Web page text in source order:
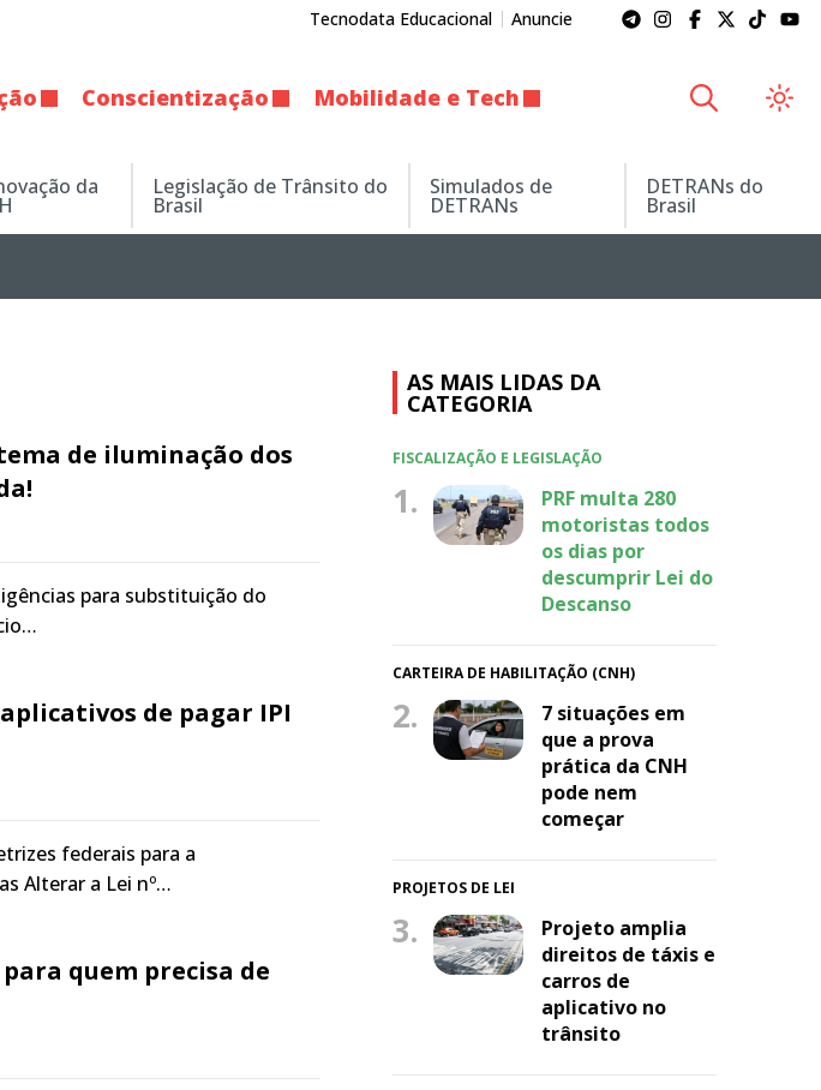
Tecnodata Educacional Anuncie
Conscientização Mobilidade e Tech
da Legislação de Trânsito do
Brasil
Simulados de
DETRANs
DETRANs do
Brasil
de iluminação dos
para substituição do
de pagar IPI
federais para a
Alterar a Lei nº…
quem precisa de
AS MAIS LIDAS DA
CATEGORIA
FISCALIZAÇÃO E LEGISLAÇÃO
1.
PRF multa 280
motoristas todos
os dias por
descumprir Lei do
Descanso
CARTEIRA DE HABILITAÇÃO (CNH)
2.
7 situações em
que a prova
prática da CNH
pode nem
começar
PROJETOS DE LEI
3.
Projeto amplia
direitos de táxis e
carros de
aplicativo no
trânsito